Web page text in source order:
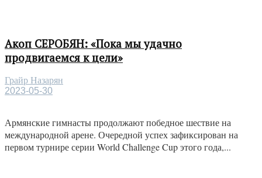
Акоп СЕРОБЯН: «Пока мы удачно
продвигаемся к цели»
Грайр Назарян
2023-05-30
Армянские гимнасты продолжают победное шествие на
международной арене. Очередной успех зафиксирован на
первом турнире серии World Challenge Cup этого года,...